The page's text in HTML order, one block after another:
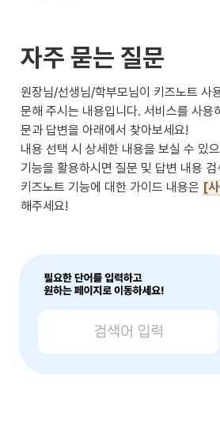
자주 묻는 질문
원장님/선생님/학부모님이 키즈노트 사
문해 주시는 내용입니다. 서비스를 사용
문과 답변을 아래에서 찾아보세요!
내용 선택 시 상세한 내용을 보실 수 있
기능을 활용하시면 질문 및 답변 내용
키즈노트 기능에 대한 가이드 내용은 [
해주세요!